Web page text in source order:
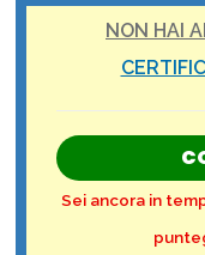
NON HAI
Sei ancora in